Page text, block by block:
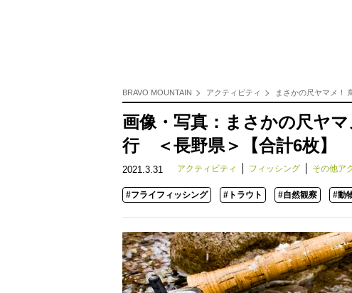
BRAVO MOUNTAIN アクティビティ まさかの尺ヤマメ！
画像・写真：まさかの尺ヤ
行 ＜長野県＞【合計6枚】
2021.3.31 アクティビティ フィッシング その他ア
#フライフィッシング #トラウト #自然観察 #動